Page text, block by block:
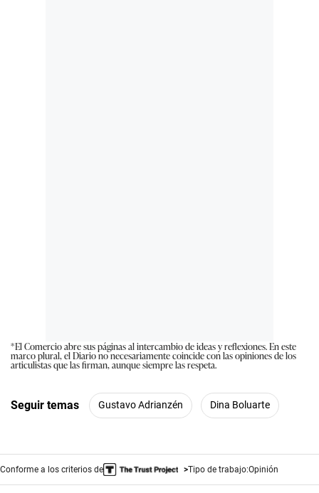
*El Comercio abre sus páginas al intercambio de ideas y reflexiones. En este
marco plural, el Diario no necesariamente coincide con las opiniones de los
articulistas que las firman, aunque siempre las respeta.
Seguir temas Gustavo Adrianzén Dina Boluarte
Conforme a los criterios de Tipo de trabajo:Opinión